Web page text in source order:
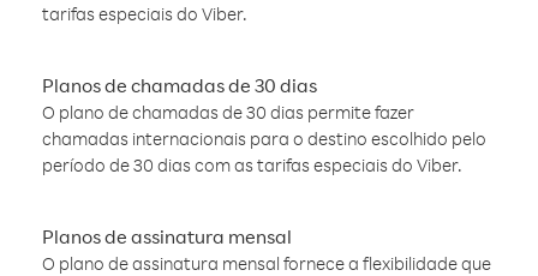
tarifas especiais do Viber.
Planos de chamadas de 30 dias
O plano de chamadas de 30 dias permite fazer
chamadas internacionais para o destino escolhido pelo
período de 30 dias com as tarifas especiais do Viber.
Planos de assinatura mensal
O plano de assinatura mensal fornece a flexibilidade que